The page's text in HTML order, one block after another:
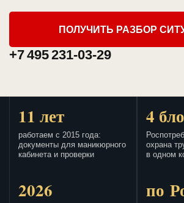
ПОЛУЧИТЬ РАЗБОР
+7 495 231-03-29
11 лет
работаем с 2015 года:
документы для маникюрного
кабинета и проверки
4
охрана
в одном
2026 по